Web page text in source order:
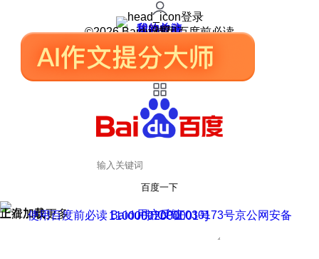
登录
我的关注
我的收藏
皮肤中心
用户反馈
设置
©2026 Baidu 使用百度前必读
百度一下
正在加载
上滑加载更多 用户反馈
使用百度前必读 Baidu 京ICP证030173号
京公网安备11000002000001号